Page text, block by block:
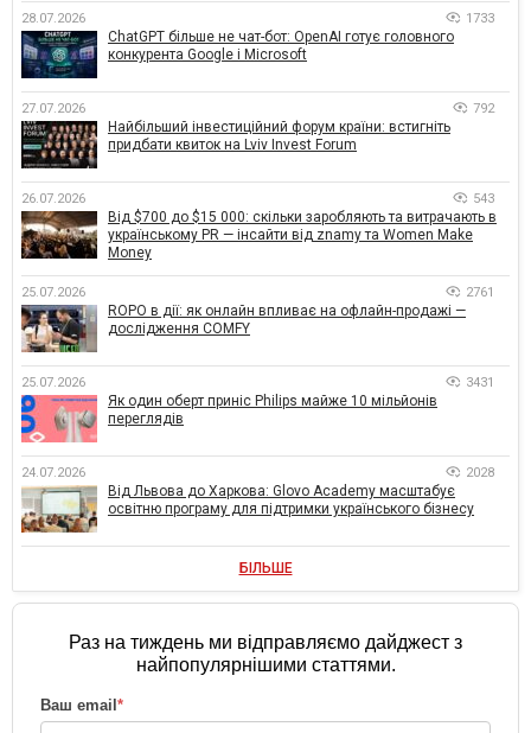
28.07.2026 1733
ChatGPT більше не чат-бот: OpenAI готує головного
конкурента Google і Microsoft
27.07.2026 792
Найбільший інвестиційний форум країни: встигніть
придбати квиток на Lviv Invest Forum
26.07.2026 543
Від $700 до $15 000: скільки заробляють та витрачають в
українському PR — інсайти від znamy та Women Make
Money
25.07.2026 2761
ROPO в дії: як онлайн впливає на офлайн-продажі —
дослідження COMFY
25.07.2026 3431
Як один оберт приніс Philips майже 10 мільйонів
переглядів
24.07.2026 2028
Від Львова до Харкова: Glovo Academy масштабує
освітню програму для підтримки українського бізнесу
БІЛЬШЕ
Раз на тиждень ми відправляємо дайджест з
найпопулярнішими статтями.
Ваш email*